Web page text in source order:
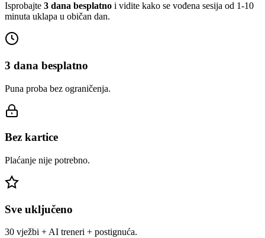
Isprobajte 3 dana besplatno i vidite kako se vođena sesija od 1-10
minuta uklapa u običan dan.
3 dana besplatno
Puna proba bez ograničenja.
Bez kartice
Plaćanje nije potrebno.
Sve uključeno
30 vježbi + AI treneri + postignuća.